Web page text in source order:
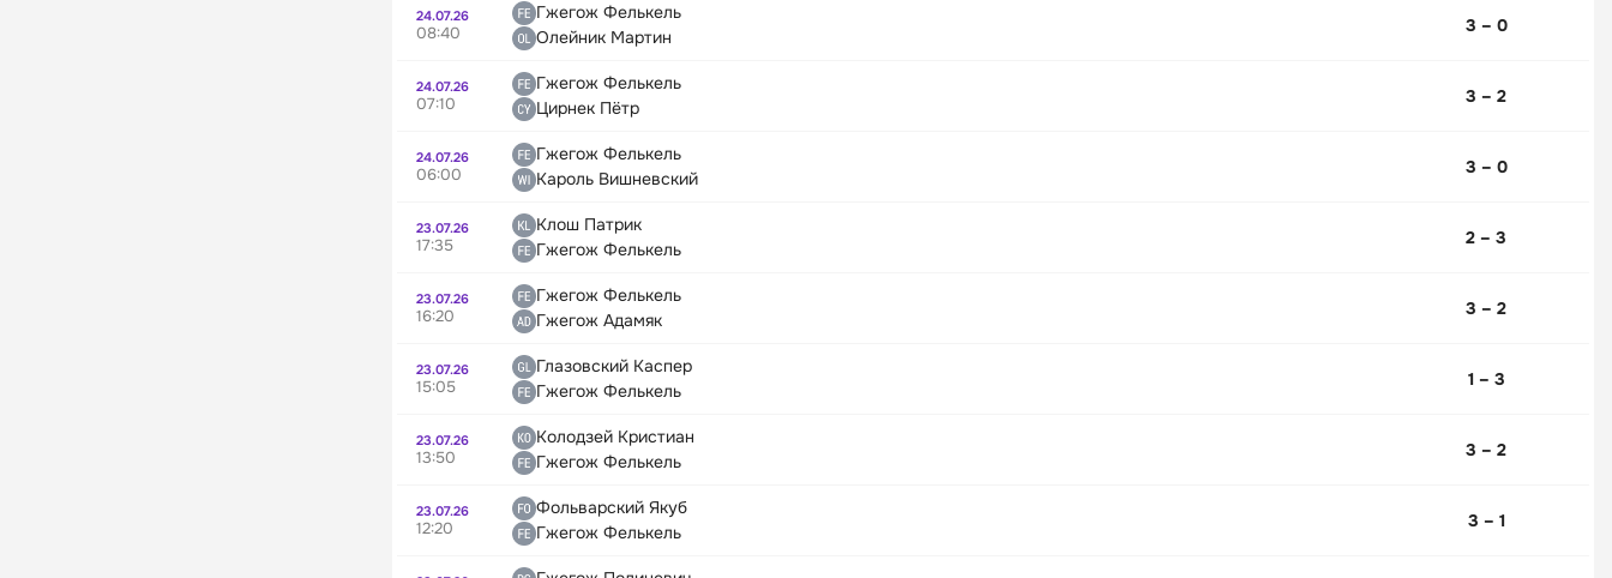
24.07.26
08:40
Гжегож Фелькель
Олейник Мартин
3 – 0
24.07.26
07:10
Гжегож Фелькель
Цирнек Пётр
3 – 2
24.07.26
06:00
Гжегож Фелькель
Кароль Вишневский
3 – 0
23.07.26
17:35
Клош Патрик
Гжегож Фелькель
2 – 3
23.07.26
16:20
Гжегож Фелькель
Гжегож Адамяк
3 – 2
23.07.26
15:05
Глазовский Каспер
Гжегож Фелькель
1 – 3
23.07.26
13:50
Колодзей Кристиан
Гжегож Фелькель
3 – 2
23.07.26
12:20
Фольварский Якуб
Гжегож Фелькель
3 – 1